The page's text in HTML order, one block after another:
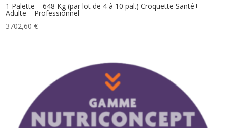
1 Palette – 648 Kg (par lot de 4 à 10 pal.) Croquette Santé+
Adulte – Professionnel
3702,60€